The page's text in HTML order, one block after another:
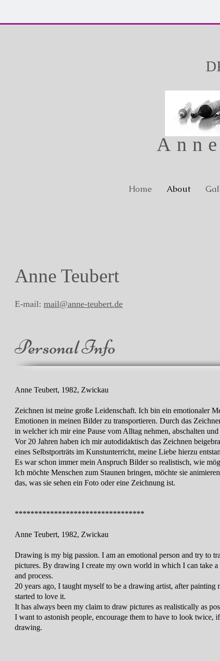
Home About
Anne Teubert
E-mail: mail@anne-teubert.de
Personal Info
Anne Teubert, 1982, Zwickau
Zeichnen ist meine große Leidenschaft. Ich bin ein emotionaler
Emotionen in meinen Bilder zu transportieren. Durch das
in welcher ich mir eine Pause vom Alltag nehmen, abschalten
Vor 20 Jahren haben ich mir autodidaktisch das Zeichnen
eines Selbstporträts im Kunstunterricht, meine Liebe hierzu
Es war schon immer mein Anspruch Bilder so realistisch, wie
Ich möchte Menschen zum Staunen bringen, möchte sie
das, was sie sehen ein Foto oder eine Zeichnung ist.
*********************************
Anne Teubert, 1982, Zwickau
Drawing is my big passion. I am an emotional person and try to
pictures. By drawing I create my own world in which I can take
and process.
20 years ago, I taught myself to be a drawing artist, after painting
started to love it.
It has always been my claim to draw pictures as realistically as
I want to astonish people, encourage them to have to look twice,
drawing.